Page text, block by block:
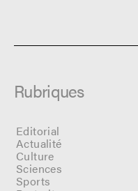
Rubriques
Editorial
Actualité
Culture
Sciences
Sports